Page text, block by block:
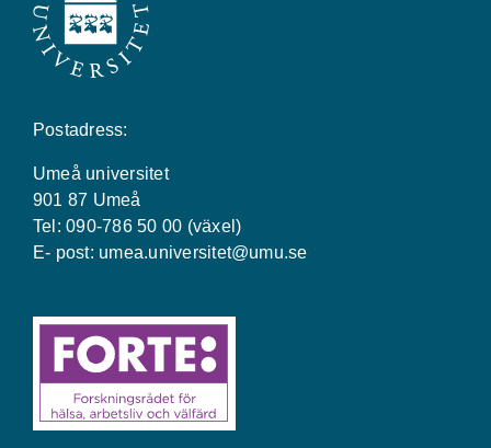
Postadress:
Umeå universitet
901 87 Umeå
Tel: 090-786 50 00 (växel)
E- post: umea.universitet@umu.se